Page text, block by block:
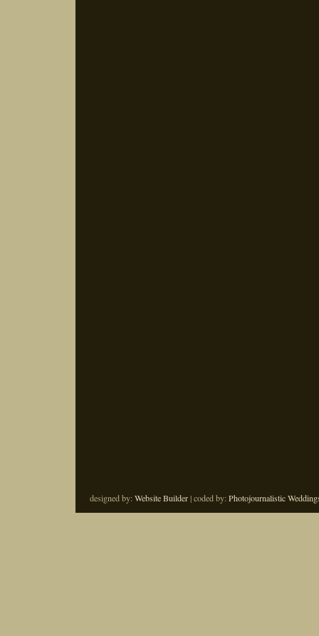
designed by:Website Builder| coded by:Photojournalistic